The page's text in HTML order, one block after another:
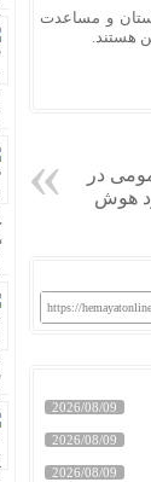
و مساعدت
هستند.
در
هوش
https://
2026/08/09
2026/08/09
2026/08/09